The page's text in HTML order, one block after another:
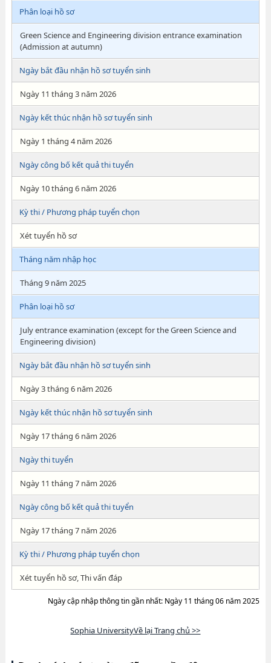
Phân loại hồ sơ
Green Science and Engineering division entrance examination
(Admission at autumn)
Ngày bắt đầu nhận hồ sơ tuyển sinh
Ngày 11 tháng 3 năm 2026
Ngày kết thúc nhận hồ sơ tuyển sinh
Ngày 1 tháng 4 năm 2026
Ngày công bố kết quả thi tuyển
Ngày 10 tháng 6 năm 2026
Kỳ thi / Phương pháp tuyển chọn
Xét tuyển hồ sơ
Tháng năm nhập học
Tháng 9 năm 2025
Phân loại hồ sơ
July entrance examination (except for the Green Science and
Engineering division)
Ngày bắt đầu nhận hồ sơ tuyển sinh
Ngày 3 tháng 6 năm 2026
Ngày kết thúc nhận hồ sơ tuyển sinh
Ngày 17 tháng 6 năm 2026
Ngày thi tuyển
Ngày 11 tháng 7 năm 2026
Ngày công bố kết quả thi tuyển
Ngày 17 tháng 7 năm 2026
Kỳ thi / Phương pháp tuyển chọn
Xét tuyển hồ sơ, Thi vấn đáp
Ngày cập nhập thông tin gần nhất: Ngày 11 tháng 06 năm 2025
Sophia UniversityVề lại Trang chủ >>